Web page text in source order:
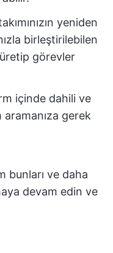
yeniden
birleştirilebilen
görevler
içinde dahili ve
gerek
bunları ve daha
devam edin ve